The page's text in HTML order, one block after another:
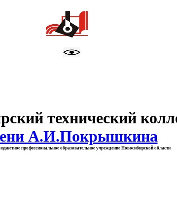
технический
А.И.Покрышкина
профессиональное образовательное учреждение Новосибирской области